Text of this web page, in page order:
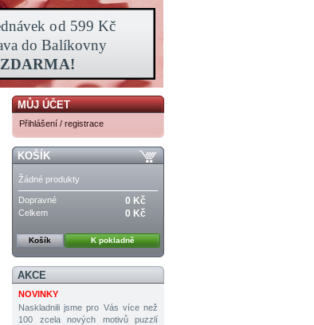
MŮJ ÚČET
Přihlášení / registrace
KOŠÍK
Žádné produkty
Dopravné 0 Kč
Celkem 0 Kč
Košík K pokladně
AKCE
NOVINKY
Naskladnili jsme pro Vás více než
100 zcela nových motivů puzzlí